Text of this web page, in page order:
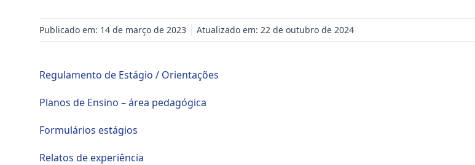
Publicado em: 14 de março de 2023 Atualizado em: 22 de outubro de 2024
Regulamento de Estágio / Orientações
Planos de Ensino – área pedagógica
Formulários estágios
Relatos de experiência